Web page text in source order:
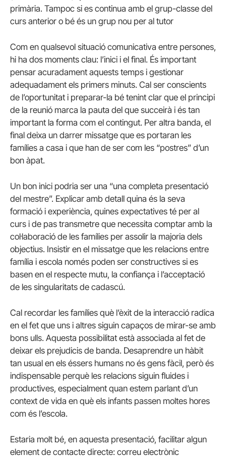
primària. Tampoc si es continua amb el grup-classe del
curs anterior o bé és un grup nou per al tutor
Com en qualsevol situació comunicativa entre persones,
hi ha dos moments clau: l’inici i el final. És important
pensar acuradament aquests temps i gestionar
adequadament els primers minuts. Cal ser conscients
de l’oportunitat i preparar-la bé tenint clar que el principi
de la reunió marca la pauta del que succeirà i és tan
important la forma com el contingut. Per altra banda, el
final deixa un darrer missatge que es portaran les
famílies a casa i que han de ser com les “postres” d’un
bon àpat.
Un bon inici podria ser una “una completa presentació
del mestre”. Explicar amb detall quina és la seva
formació i experiència, quines expectatives té per al
curs i de pas transmetre que necessita comptar amb la
col·laboració de les famílies per assolir la majoria dels
objectius. Insistir en el missatge que les relacions entre
família i escola només poden ser constructives si es
basen en el respecte mutu, la confiança i l’acceptació
de les singularitats de cadascú.
Cal recordar les famílies què l’èxit de la interacció radica
en el fet que uns i altres siguin capaços de mirar-se amb
bons ulls. Aquesta possibilitat està associada al fet de
deixar els prejudicis de banda. Desaprendre un hàbit
tan usual en els éssers humans no és gens fàcil, però és
indispensable perquè les relacions siguin fluides i
productives, especialment quan estem parlant d’un
context de vida en què els infants passen moltes hores
com és l’escola.
Estaria molt bé, en aquesta presentació, facilitar algun
element de contacte directe: correu electrònic